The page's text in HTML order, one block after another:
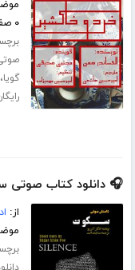
۰ صفحه
گویا
🎧 دانلود کتاب صوتی
از: